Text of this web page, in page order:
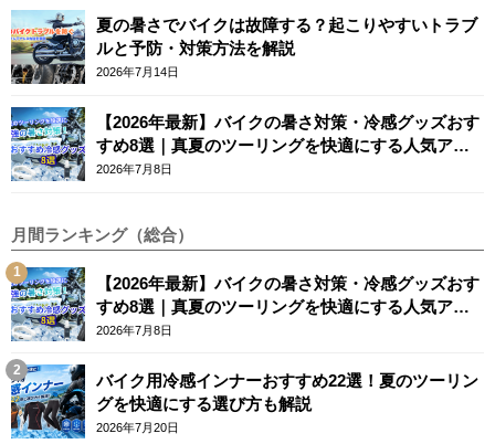
夏の暑さでバイクは故障する？起こりやすいトラブ
ルと予防・対策方法を解説
2026年7月14日
【2026年最新】バイクの暑さ対策・冷感グッズおす
すめ8選｜真夏のツーリングを快適にする人気アイ
テム
2026年7月8日
月間ランキング（総合）
【2026年最新】バイクの暑さ対策・冷感グッズおす
すめ8選｜真夏のツーリングを快適にする人気アイ
テム
2026年7月8日
バイク用冷感インナーおすすめ22選！夏のツーリン
グを快適にする選び方も解説
2026年7月20日